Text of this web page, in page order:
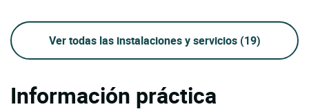
Ver todas las instalaciones y servicios (19)
Información práctica